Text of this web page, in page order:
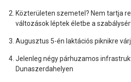
Közterületen szemetel? Nem tartja
változások léptek életbe a
Augusztus 5-én laktációs piknikre
Jelenleg négy párhuzamos
Dunaszerdahelyen